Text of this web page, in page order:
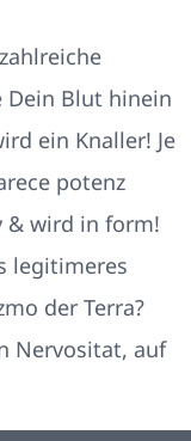
Dein Blut hinein
ein Knaller! Je
potenz
& wird in form!
legitimeres
der Terra?
Nervositat, auf